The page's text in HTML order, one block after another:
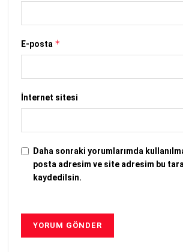
E-posta *
İnternet sitesi
Daha sonraki yorumlarımda
posta adresim ve site adresim bu
kaydedilsin.